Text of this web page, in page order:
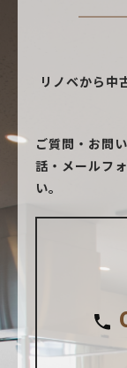
リノベから中
ご質問・お問
話・メールフ
い。